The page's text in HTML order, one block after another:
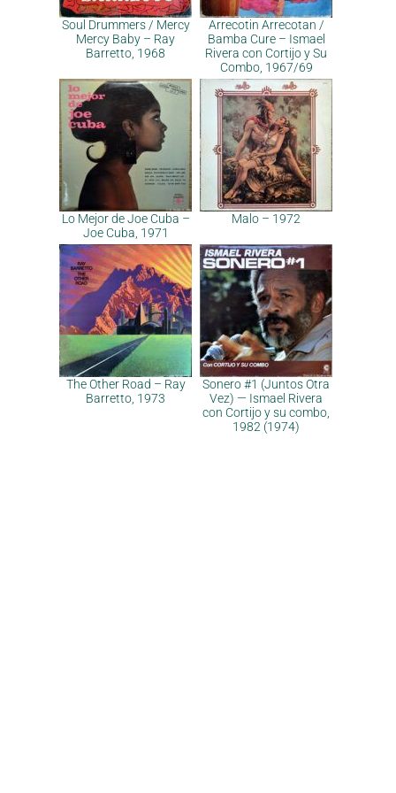
Soul Drummers / Mercy
Mercy Baby – Ray
Barretto, 1968
Arrecotin Arrecotan /
Bamba Cure – Ismael
Rivera con Cortijo y Su
Combo, 1967/69
Lo Mejor de Joe Cuba –
Joe Cuba, 1971
Malo – 1972
The Other Road – Ray
Barretto, 1973
Sonero #1 (Juntos Otra
Vez) — Ismael Rivera
con Cortijo y su combo,
1982 (1974)